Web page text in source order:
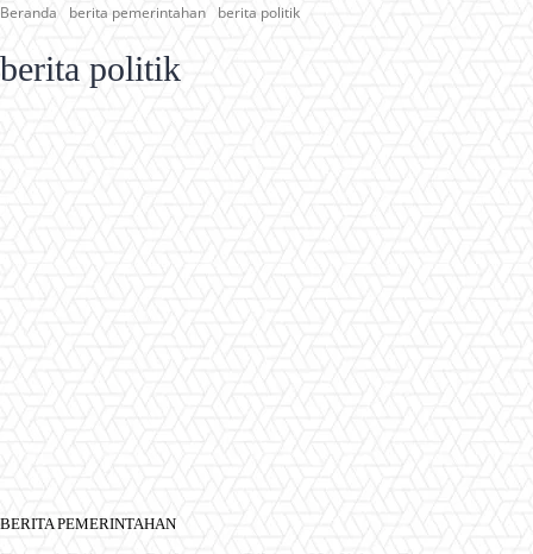
Beranda berita pemerintahan berita politik
berita politik
BERITA PEMERINTAHAN